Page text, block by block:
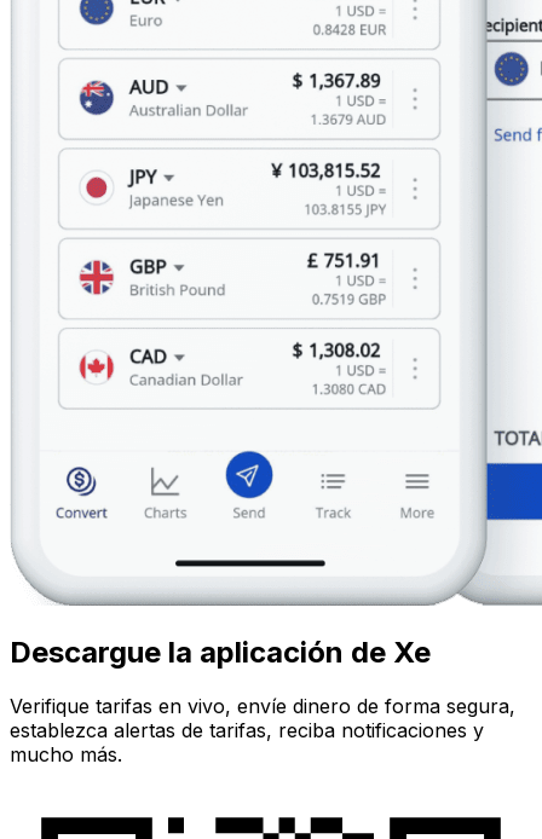
Descargue la aplicación de Xe
Verifique tarifas en vivo, envíe dinero de forma segura,
establezca alertas de tarifas, reciba notificaciones y
mucho más.